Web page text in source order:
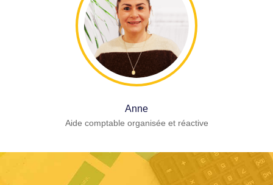
Anne
Aide comptable organisée et réactive